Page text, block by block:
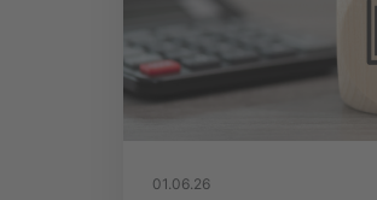
01.06.26